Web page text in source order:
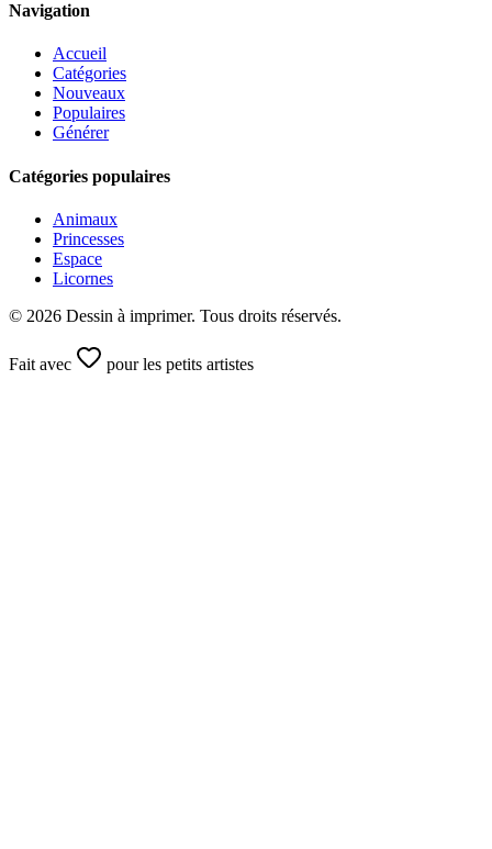
Navigation
Accueil
Catégories
Nouveaux
Populaires
Générer
Catégories populaires
Animaux
Princesses
Espace
Licornes
© 2026 Dessin à imprimer. Tous droits réservés.
Fait avec pour les petits artistes